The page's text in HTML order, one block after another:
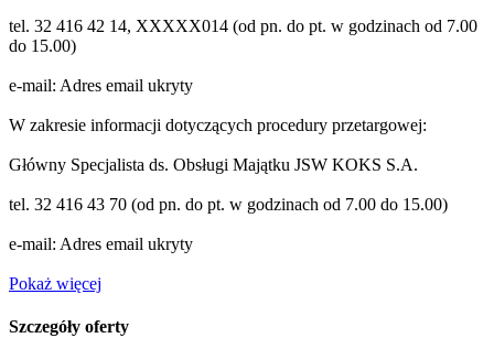
tel. 32 416 42 14, XXXXX014 (od pn. do pt. w godzinach od 7.00
do 15.00)
e-mail: Adres email ukryty
W zakresie informacji dotyczących procedury przetargowej:
Główny Specjalista ds. Obsługi Majątku JSW KOKS S.A.
tel. 32 416 43 70 (od pn. do pt. w godzinach od 7.00 do 15.00)
e-mail: Adres email ukryty
Pokaż więcej
Szczegóły oferty